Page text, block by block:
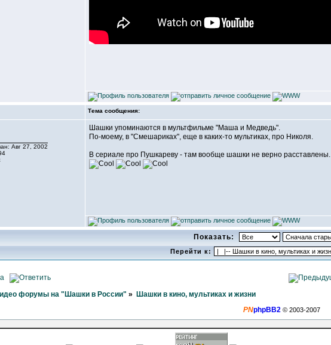
Тема сообщения:
Авг 27, 2002
Шашки упоминаются в мультфильме "Маша и Медведь".
По-моему, в "Смешариках", еще в каких-то мультиках, про Николя.
В сериале про Пушкареву - там вообще шашки не верно расставлены.
Показать:
Перейти к:
форумы на "Шашки в России" »
Шашки в кино, мультиках и жизни
PNphpBB2 © 2003-2007